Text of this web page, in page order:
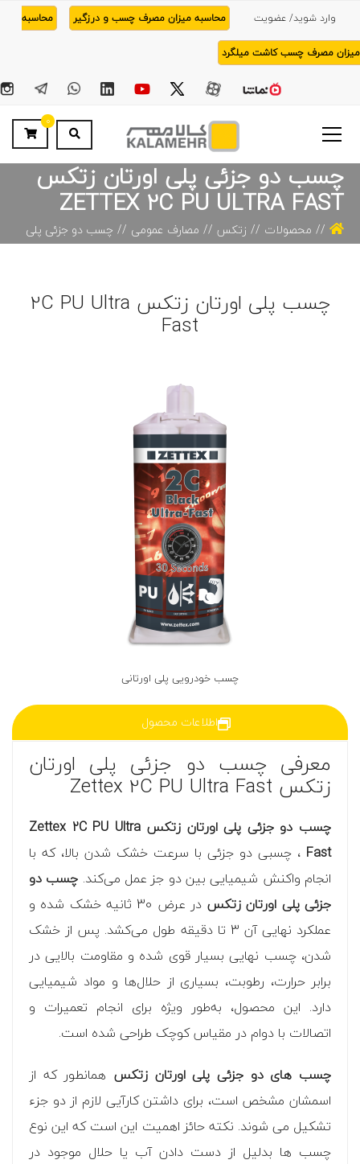
وارد شوید/ عضویت محاسبه میزان مصرف چسب و درزگیر محاسبه
میزان مصرف چسب کاشت میلگرد
0
چسب دو جزئی پلی اورتان زتکس
ZETTEX 2C PU ULTRA FAST
محصولات زتکس مصارف عمومی
چسب دو جزئی پلی
چسب پلی اورتان زتکس 2C PU Ultra
Fast
چسب خودرویی پلی اورتانی
اطلاعات محصول
معرفی چسب دو جزئی پلی اورتان
زتکس Zettex 2C PU Ultra Fast
چسب دو جزئی پلی اورتان زتکس Zettex 2C PU Ultra
Fast ، چسبی دو جزئی با سرعت خشک شدن بالا، که با
انجام واکنش شیمیایی بین دو جز عمل می‌کند. چسب دو
جزئی پلی اورتان زتکس
در عرض 30 ثانیه خشک شده و
عملکرد نهایی آن 3 تا دقیقه طول می‌کشد. پس از خشک
شدن، چسب نهایی بسیار قوی شده و مقاومت بالایی در
برابر حرارت، رطوبت، بسیاری از حلال‌ها و مواد شیمیایی
دارد. این محصول، به‌طور ویژه برای انجام تعمیرات و
اتصالات با دوام در مقیاس کوچک طراحی شده است.
چسب های دو جزئی پلی اورتان زتکس همانطور که از
اسمشان مشخص است، برای داشتن کارآیی لازم از دو جزء
تشکیل می شوند. نکته حائز اهمیت این است که این نوع
چسب ها بدلیل از دست دادن آب یا حلال موجود در